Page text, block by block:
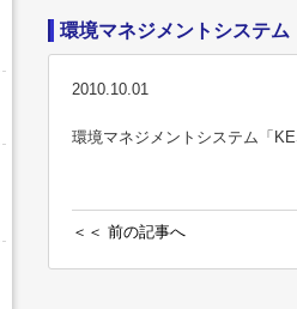
環境マネジメントシステ
2010.10.01
環境マネジメントシステム「
＜＜ 前の記事へ